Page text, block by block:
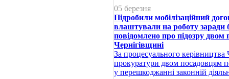
05 березня
Підробили мобілізаційний
влаштували на роботу заради
повідомлено про підозру двом
Чернігівщині
За процесуального керівництва
прокуратури двом посадовцям
у перешкоджанні законній